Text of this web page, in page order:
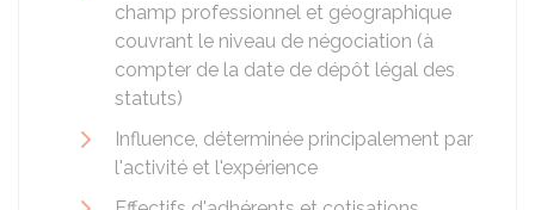
champ professionnel et géographique
couvrant le niveau de négociation (à
compter de la date de dépôt légal des
statuts)
Influence, déterminée principalement par
l'activité et l'expérience